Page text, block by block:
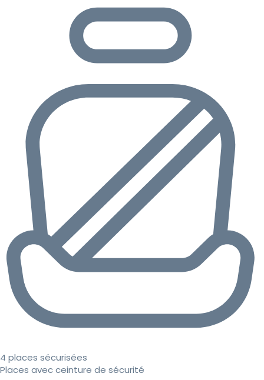
4 places sécurisées
Places avec ceinture de sécurité